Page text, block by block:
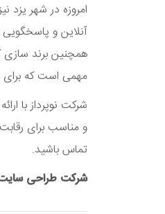
امروزه در شهر یزد
آنلاین و
همچنین برند
مهمی است که
شرکت نوپرداز با
و مناسب برای
تماس باشید.
شرکت طراحی